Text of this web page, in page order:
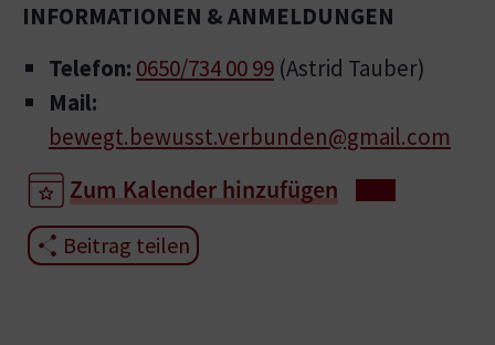
INFORMATIONEN & ANMELDUNGEN
Telefon: 0650/734 00 99 (Astrid Tauber)
Mail:
bewegt.bewusst.verbunden@gmail.com
Zum Kalender hinzufügen
Beitrag teilen